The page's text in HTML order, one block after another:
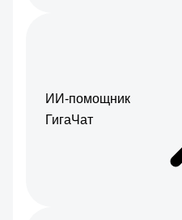
ИИ-помощник
ГигаЧат